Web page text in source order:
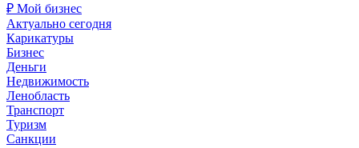
₽ Мой бизнес
Актуально сегодня
Карикатуры
Бизнес
Деньги
Недвижимость
Ленобласть
Транспорт
Туризм
Санкции